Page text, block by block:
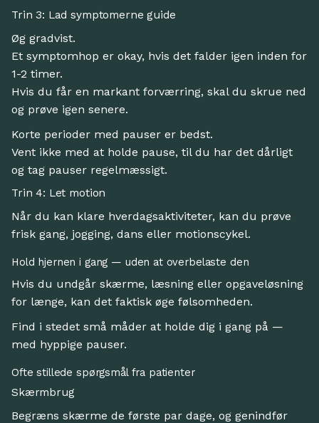
Trin 3: Lad symptomerne guide
Øg gradvist.
Et symptomhop er okay, hvis det falder igen inden for
1-2 timer.
Hvis du får en markant forværring, skal du skrue ned
og prøve igen senere.
Korte perioder med pauser er bedst.
Vent ikke med at holde pause, til du har det dårligt
og tag pauser regelmæssigt.
Trin 4: Let motion
Når du kan klare hverdagsaktiviteter, kan du prøve
frisk gang, jogging, dans eller motionscykel.
Hold hjernen i gang — uden at overbelaste den
Hvis du undgår skærme, læsning eller opgaveløsning
for længe, kan det faktisk øge følsomheden.
Find i stedet små måder at holde dig i gang på —
med hyppige pauser.
Ofte stillede spørgsmål fra patienter
Skærmbrug
Begræns skærme de første par dage, og genindfør